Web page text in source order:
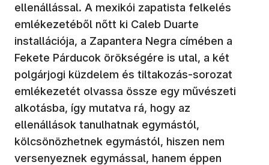
ellenállással. A mexikói zapatista felkelés
emlékezetéből nőtt ki Caleb Duarte
installációja, a Zapantera Negra címében a
Fekete Párducok örökségére is utal, a két
polgárjogi küzdelem és tiltakozás-sorozat
emlékezetét olvassa össze egy művészeti
alkotásba, így mutatva rá, hogy az
ellenállások tanulhatnak egymástól,
kölcsönözhetnek egymástól, hiszen nem
versenyeznek egymással, hanem éppen